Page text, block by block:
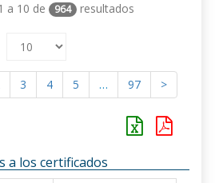
a 10 de 964 resultados
3 4 5 … 97 >
a los certificados